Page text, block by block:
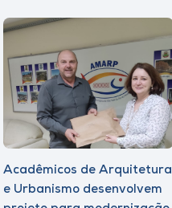
Acadêmicos de Arquitetura
e Urbanismo desenvolvem